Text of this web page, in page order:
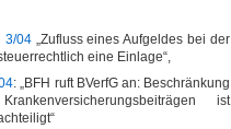
3/04„Zufluss eines Aufgeldes bei der
eine Einlage“,
: „BFH ruft BVerfG an: Beschränkung
ist